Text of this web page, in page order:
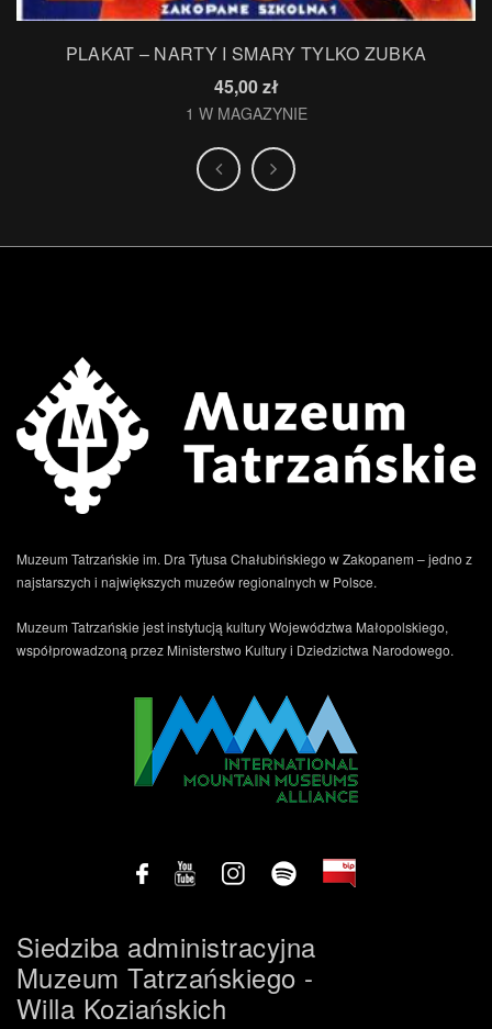
PLAKAT – NARTY I SMARY TYLKO ZUBKA
45,00zł
1 W MAGAZYNIE
Muzeum Tatrzańskie im. Dra Tytusa Chałubińskiego w Zakopanem – jedno z
najstarszych i największych muzeów regionalnych w Polsce.
Muzeum Tatrzańskie jest instytucją kultury Województwa Małopolskiego,
współprowadzoną przez Ministerstwo Kultury i Dziedzictwa Narodowego.
Siedziba administracyjna
Muzeum Tatrzańskiego -
Willa Koziańskich
.